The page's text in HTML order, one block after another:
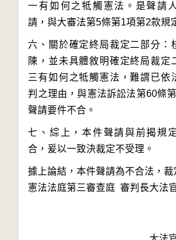
一有如何之牴觸憲法。是聲請
六、關於確定終局裁定二部分：
陳，並未具體敘明確定終局裁定
三有如何之牴觸憲法，難謂已依
判之理由，與憲法訴訟法第60條
七、綜上，本件聲請與前揭規
據上論結，本件聲請為不合法，裁
憲法法庭第三審查庭 審判長大法